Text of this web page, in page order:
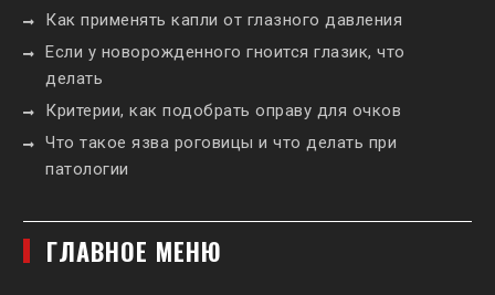
Как применять капли от глазного давления
Если у новорожденного гноится глазик, что
делать
Критерии, как подобрать оправу для очков
Что такое язва роговицы и что делать при
патологии
ГЛАВНОЕ МЕНЮ